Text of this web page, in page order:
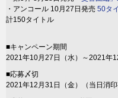
・アンコール 10月27日発売 50タ
計150タイトル
■キャンペーン期間
2021年10月27日（水）～2021年
■応募〆切
2021年12月31日（金）（当日消印